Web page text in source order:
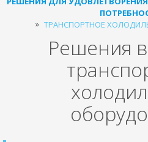
ТРАНСПОРТНОЕ
Решения